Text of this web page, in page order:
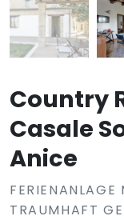
Country
Casale
Anice
TRAUMHAFT